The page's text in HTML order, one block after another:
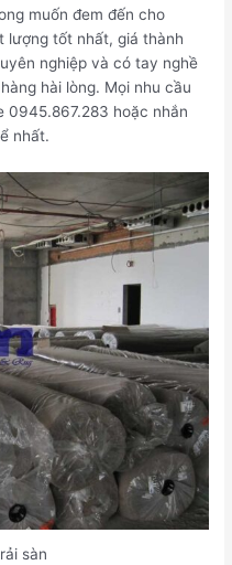
muốn đem đến cho
lượng tốt nhất, giá thành
nghiệp và có tay nghề
hài lòng. Mọi nhu cầu
0945.867.283 hoặc nhắn
nhất.
sàn